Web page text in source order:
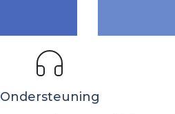
Ondersteuning